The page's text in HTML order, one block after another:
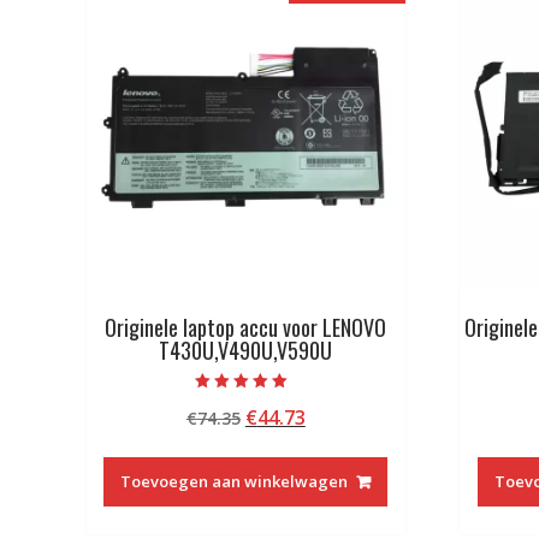
Originele laptop accu voor LENOVO
T430U,V490U,V590U
5.00
van 5
€74.35 Oorspronkelijke
was:
€74.35.
€44.73Huidige
€44.73.
Toevoegen aan winkelwagen